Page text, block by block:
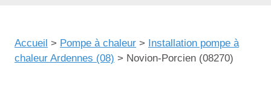
Accueil > Pompe à chaleur > Installation pompe à
chaleur Ardennes (08) > Novion-Porcien (08270)